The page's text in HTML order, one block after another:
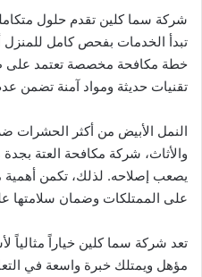
شركة سما كلين تقدم حلول
تبدأ الخدمات بفحص كامل للمنزل
خطة مكافحة مخصصة تعتمد على
تقنيات حديثة ومواد آمنة تضمن
النمل الأبيض من أكثر الحشرات
والأثاث، شركة مكافحة العتة
يصعب إصلاحه. لذلك، تكمن أهمية
على الممتلكات وضمان سلامتها
تعد شركة سما كلين خياراً مثالياً
مؤهل ويمتلك خبرة واسعة في